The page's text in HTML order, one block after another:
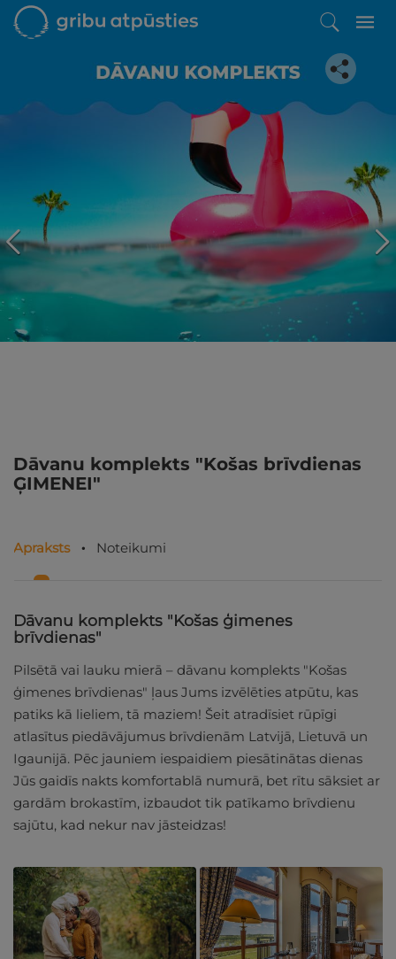
Iepatikās šis piedāvājums?
Līdz brīnišķīgai atpūtai atlikuši tikai daži soļi
PĒRKU
Dāvanu komplekts "Košas brīvdienas
ĢIMENEI"
Apraksts Noteikumi
Dāvanu komplekts "Košas ģimenes
brīvdienas"
Pilsētā vai lauku mierā – dāvanu komplekts "Košas
ģimenes brīvdienas" ļaus Jums izvēlēties atpūtu, kas
patiks kā lieliem, tā maziem! Šeit atradīsiet rūpīgi
atlasītus piedāvājumus brīvdienām Latvijā, Lietuvā un
Igaunijā. Pēc jauniem iespaidiem piesātinātas dienas
Jūs gaidīs nakts komfortablā numurā, bet rītu sāksiet ar
gardām brokastīm, izbaudot tik patīkamo brīvdienu
sajūtu, kad nekur nav jāsteidzas!